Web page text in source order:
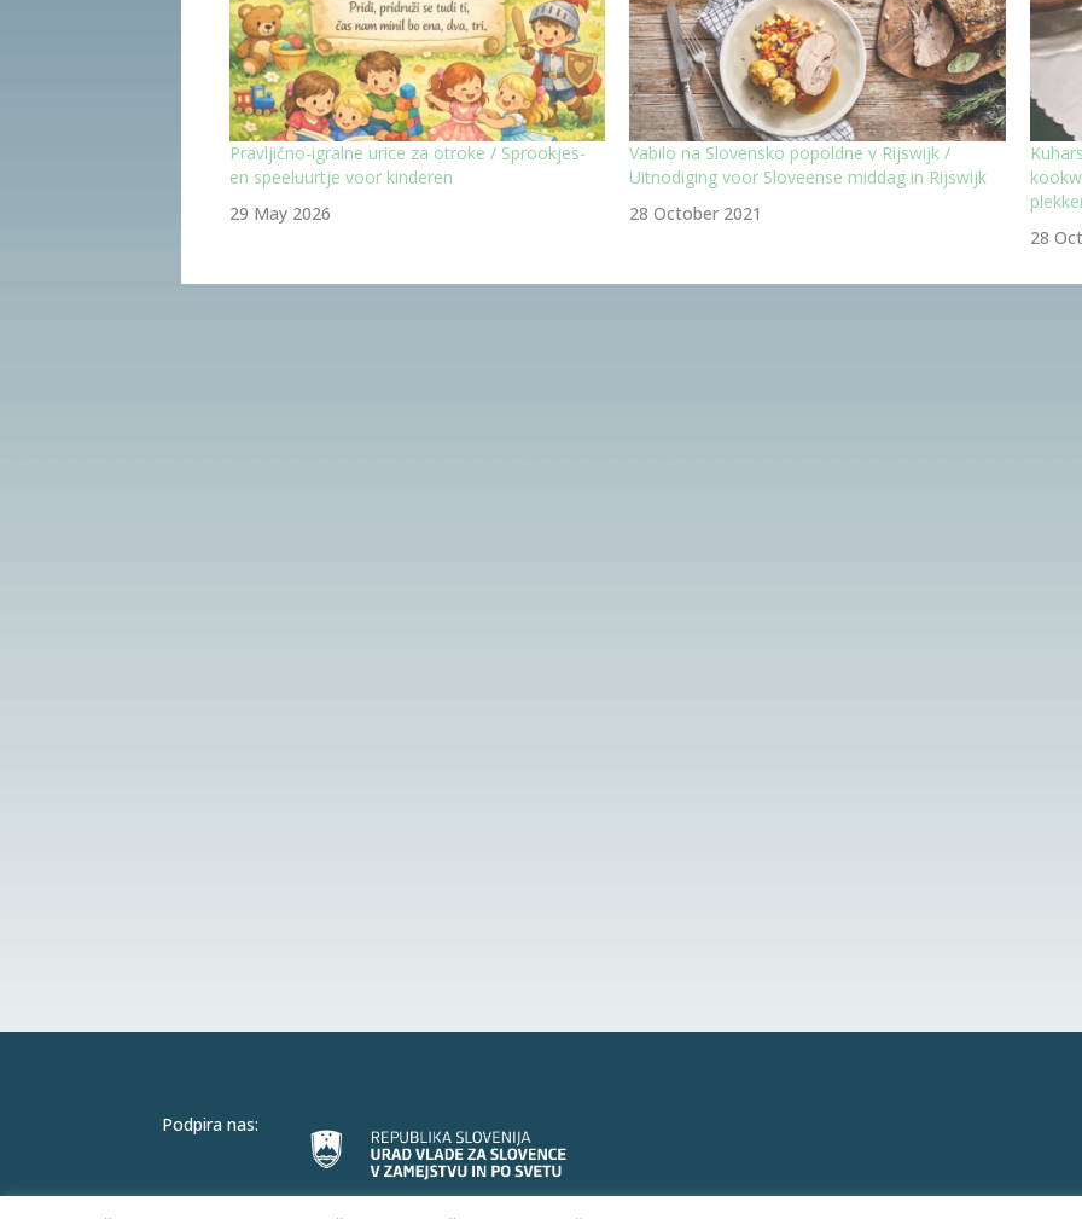
Pravljično-igralne urice za otroke / Sprookjes-
en speeluurtje voor kinderen
29 May 2026
Vabilo na Slovensko popoldne v Rijswijk /
Uitnodiging voor Sloveense middag in Rijswijk
28 October 2021
28
Podpira nas: